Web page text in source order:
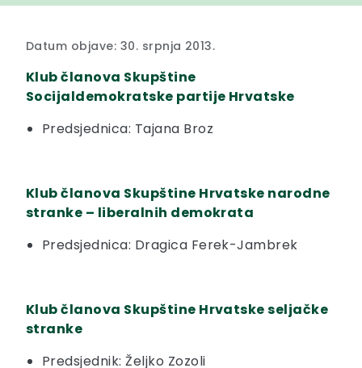
Datum objave: 30. srpnja 2013.
Klub članova Skupštine
Socijaldemokratske partije Hrvatske
Predsjednica: Tajana Broz
Klub članova Skupštine Hrvatske narodne
stranke – liberalnih demokrata
Predsjednica: Dragica Ferek-Jambrek
Klub članova Skupštine Hrvatske seljačke
stranke
Predsjednik: Željko Zozoli